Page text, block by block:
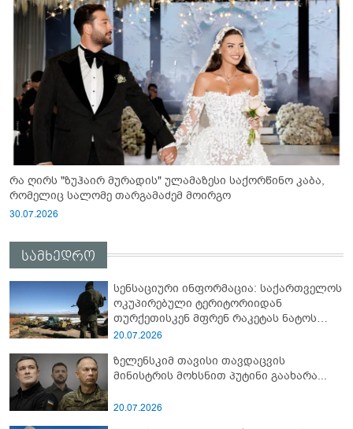
რა ღირს "ზუჰაირ მურადის" ულამაზესი საქორწინო კაბა,
რომელიც სალომე თარგამაძემ მოირგო
30.07.2026
სამხედრო
სენსაციური ინფორმაცია: საქართველოს
ოკუპირებული ტერიტორიიდან
თურქეთისკენ მფრენ რაკეტას ნატოს
სამიტი კინაღამ ჩაუშლია
20.07.2026
ზელენსკიმ თავისი თავდაცვის
მინისტრის მოხსნით პუტინი გაახარა...
20.07.2026